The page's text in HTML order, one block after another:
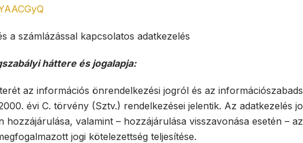
a számlázással kapcsolatos adatkezelés
háttere és jogalapja:
az információs önrendelkezési jogról és az
évi C. törvény (Sztv.) rendelkezései jelentik. Az adatkezelés
hozzájárulása, valamint – hozzájárulása visszavonása esetén –
jogi kötelezettség teljesítése.